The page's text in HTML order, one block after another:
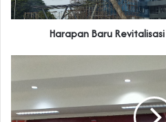
Harapan Baru